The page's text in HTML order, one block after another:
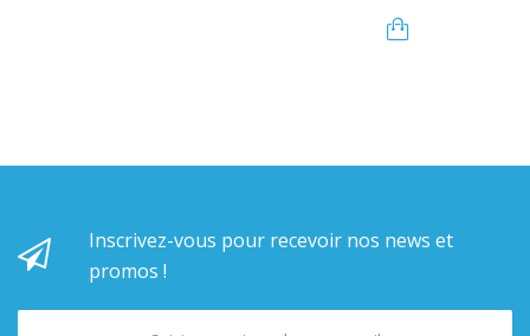
Inscrivez-vous pour recevoir nos news et
promos !